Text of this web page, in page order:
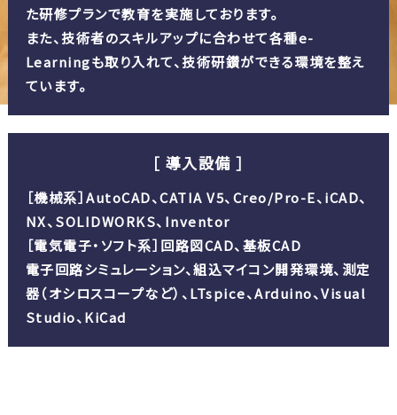
た研修プランで教育を実施しております。
また、技術者のスキルアップに合わせて各種e-
Learningも取り入れて、技術研鑚ができる環境を整え
ています。
［ 導入設備 ］
［機械系］AutoCAD、CATIA V5、Creo/Pro-E、iCAD、
NX、SOLIDWORKS、Inventor
［電気電子・ソフト系］回路図CAD、基板CAD
電子回路シミュレーション、組込マイコン開発環境、測定
器（オシロスコープなど）、LTspice、Arduino、Visual
Studio、KiCad